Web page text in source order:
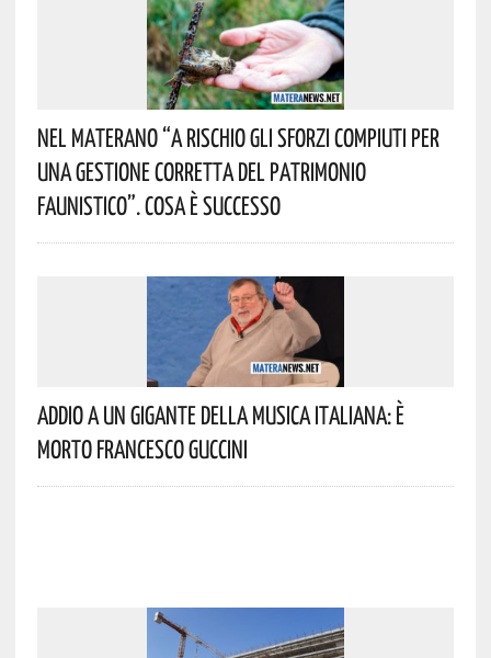
Nel Materano “a Rischio Gli Sforzi Compiuti Per
Una Gestione Corretta Del Patrimonio
Faunistico”. Cosa È Successo
Addio A Un Gigante Della Musica Italiana: È
Morto Francesco Guccini